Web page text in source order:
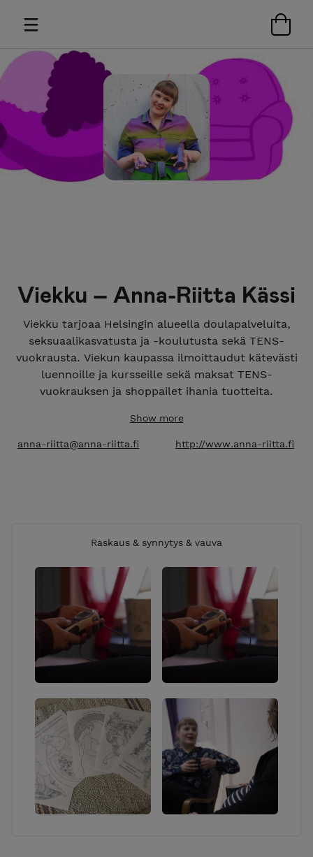
Viekku – Anna-Riitta Kässi
Viekku tarjoaa Helsingin alueella doulapalveluita,
seksuaalikasvatusta ja -koulutusta sekä TENS-
vuokrausta. Viekun kaupassa ilmoittaudut kätevästi
luennoille ja kursseille sekä maksat TENS-
vuokrauksen ja shoppailet ihania tuotteita.
Show more
anna-riitta@anna-riitta.fi http://www.anna-riitta.fi
Raskaus & synnytys & vauva